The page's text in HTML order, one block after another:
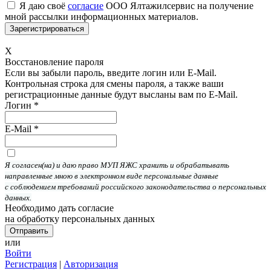
Я даю своё согласие ООО Ялтажилсервис на получение
мной рассылки информационных материалов.
X
Восстановление пароля
Если вы забыли пароль, введите логин или E-Mail.
Контрольная строка для смены пароля, а также ваши
регистрационные данные будут высланы вам по E-Mail.
Логин *
E-Mail *
Я согласен(на) и даю право МУП ЯЖС хранить и обрабатывать
направленные мною в электронном виде персональные данные
с соблюдением требований российского законодательства о персональных
данных.
Необходимо дать согласие
на обработку персональных данных
или
Войти
Регистрация | Авторизация